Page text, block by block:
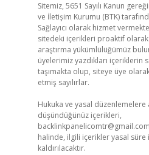
Sitemiz, 5651 Sayılı Kanun
ve İletişim Kurumu (BTK)
Sağlayıcı olarak hizmet
sitedeki içerikleri proaktif
araştırma yükümlülüğümüz
üyelerimiz yazdıkları içeriklerin
taşımakta olup, siteye üye
etmiş sayılırlar.
Hukuka ve yasal düzenlemelere
düşündüğünüz içerikleri,
backlinkpanelicomtr@gmail.com
halinde, ilgili içerikler yasal
kaldırılacaktır.